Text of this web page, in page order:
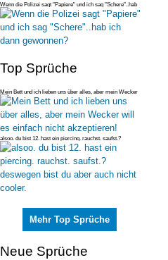
Wenn die Polizei sagt "Papiere" und ich sag "Schere"..hab
ich dann gewon
Top Sprüche
Mein Bett und ich lieben uns über alles, aber mein Wecker
will es einfac
alsoo. du bist 12. hast ein piercing. rauchst. saufst.?
deswegen bist du
Mehr Top Sprüche
Neue Sprüche